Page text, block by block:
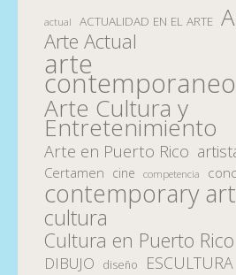
actual ACTUALIDAD EN EL ARTE
Arte Actual
arte
contemporaneo
Arte Cultura y
Entretenimiento
Arte en Puerto Rico
Certamen cine competencia
contemporary art
cultura
Cultura en Puerto Rico
DIBUJO diseño ESCULTURA